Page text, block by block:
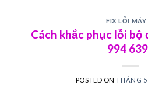
FIX LỖI MÁY
Cách khắc phục lỗi bộ
994
POSTED ONTHÁNG 5